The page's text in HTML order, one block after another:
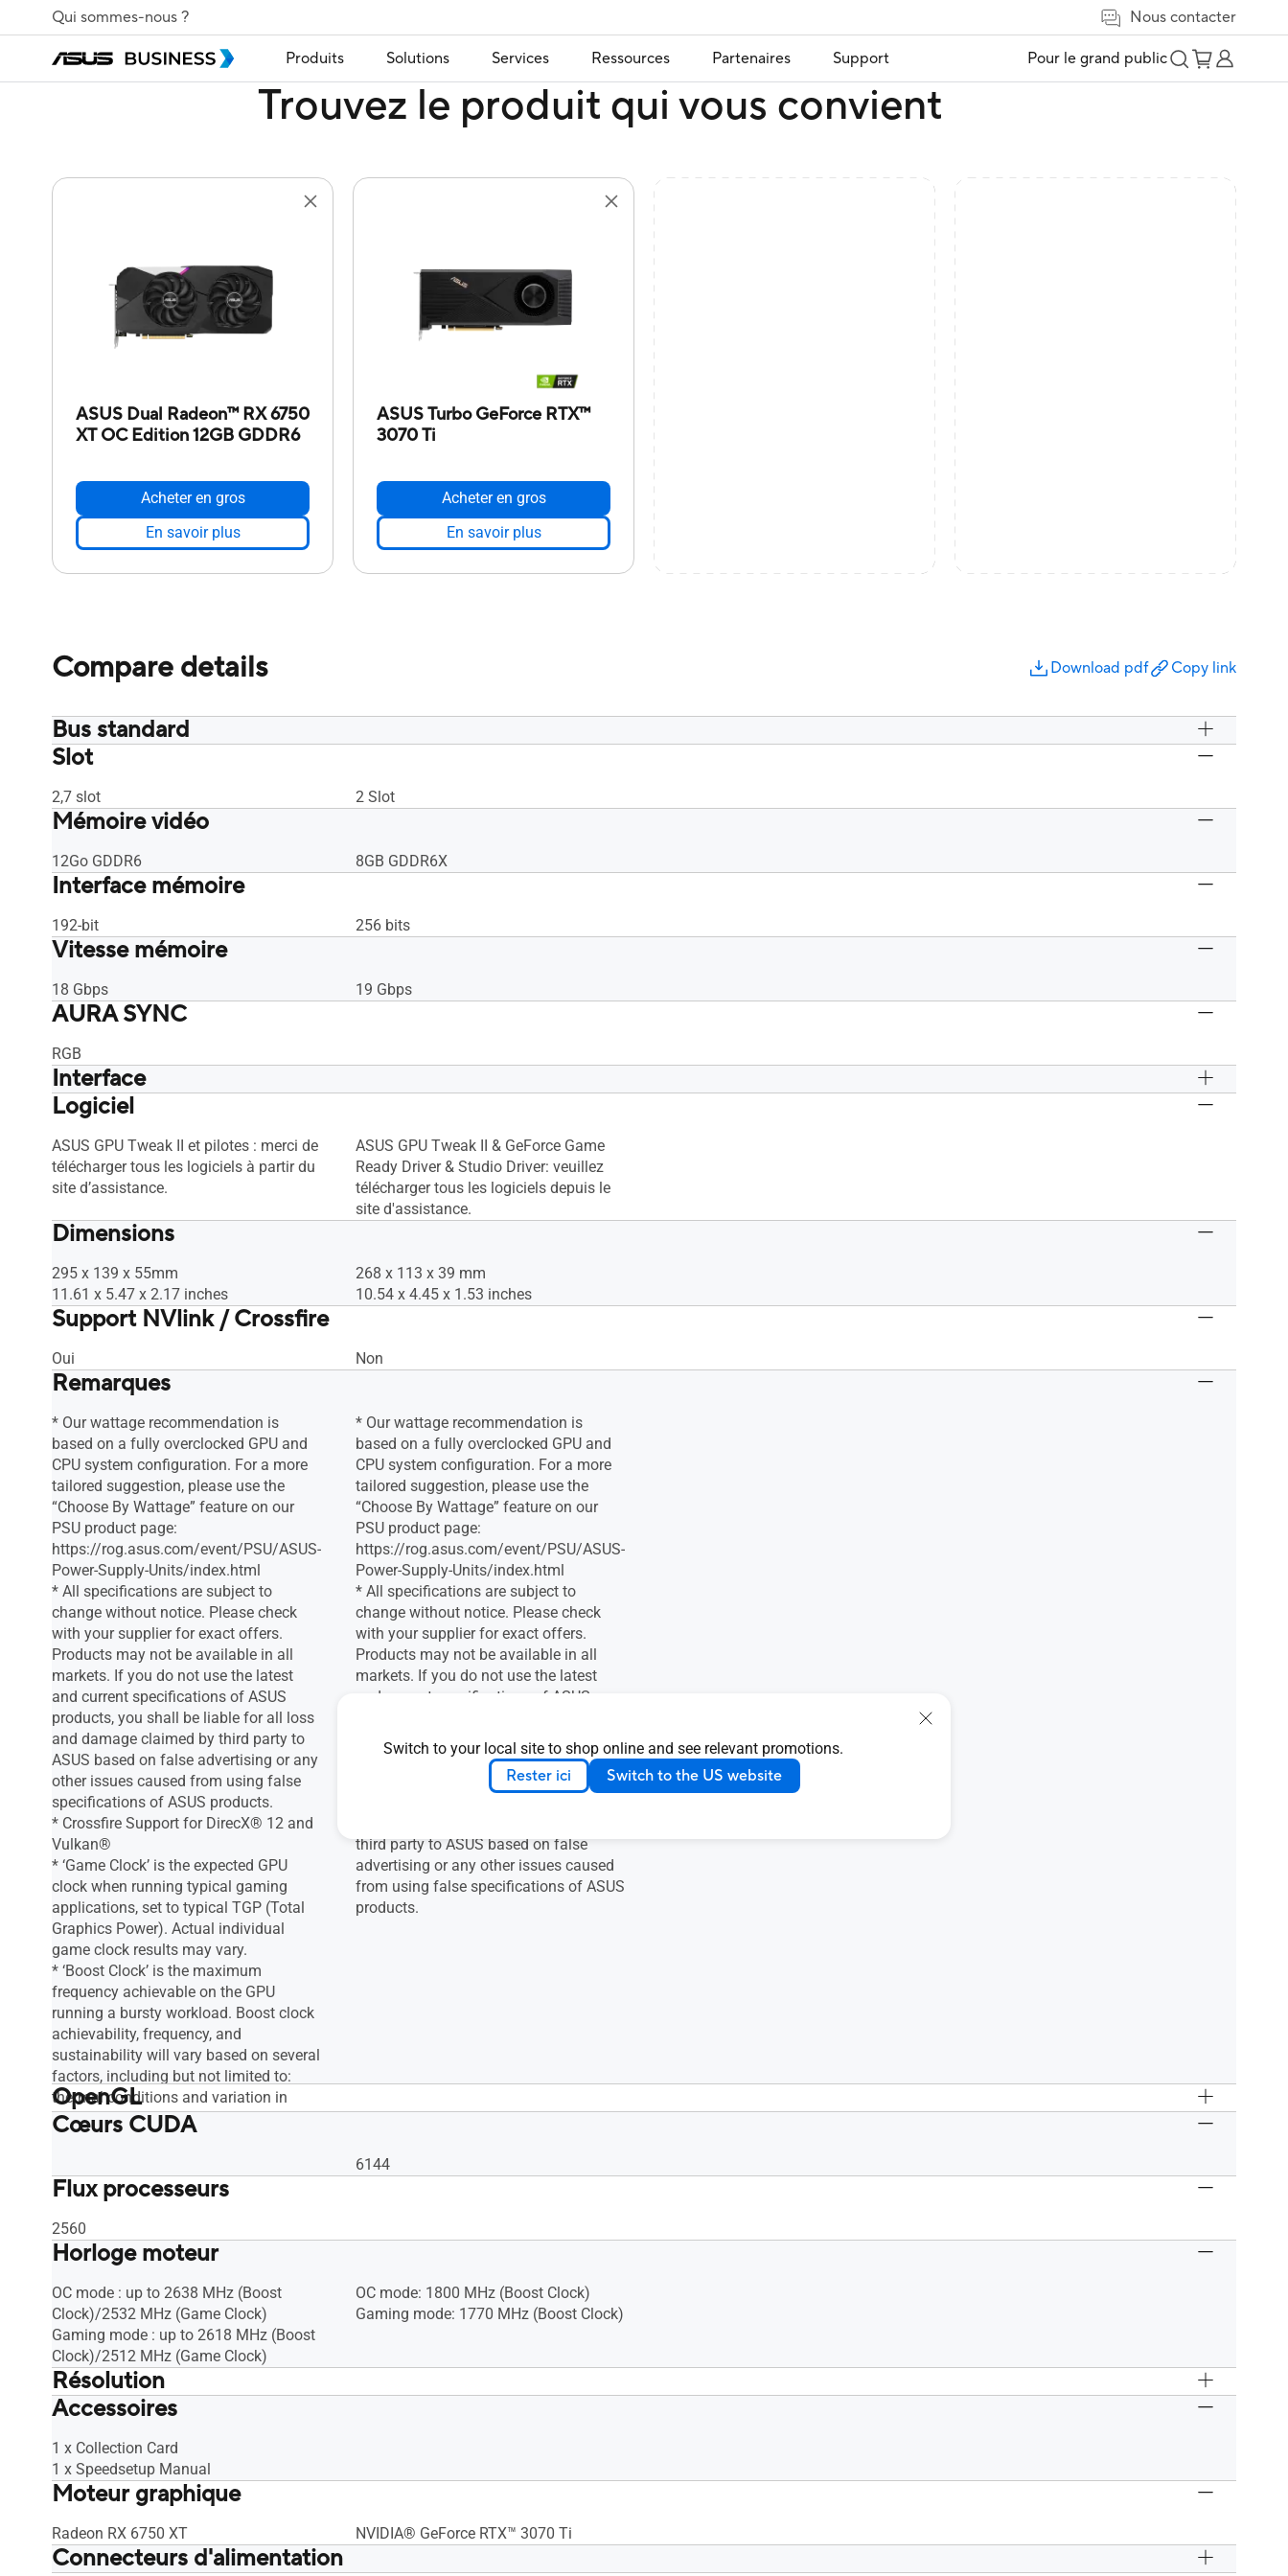
Switch to your local site to shop online and see relevant promotions.
Rester ici Switch to the US website
Qui sommes-nous ? Nous contacter
Produits Solutions Services Ressources Partenaires Support Pour le grand public
Trouvez le produit qui vous convient
ASUS Dual Radeon™ RX 6750
XT OC Edition 12GB GDDR6
Acheter en gros
En savoir plus
ASUS Turbo GeForce RTX™️
3070 Ti
Acheter en gros
En savoir plus
Compare details Download pdf Copy link
Bus standard
PCI Express 4.0
Slot
2,7 slot 2 Slot
Mémoire vidéo
12Go GDDR6 8GB GDDR6X
Interface mémoire
192-bit 256 bits
Vitesse mémoire
18 Gbps 19 Gbps
AURA SYNC
RGB
Interface
Oui x 1 (HDMI 2.1), Oui x 3 (DisplayPort
1.4a), HDCP Support : Oui (2.3)
Logiciel
ASUS GPU Tweak II et pilotes : merci de
télécharger tous les logiciels à partir du
site d’assistance.
ASUS GPU Tweak II & GeForce Game
Ready Driver & Studio Driver: veuillez
télécharger tous les logiciels depuis le
site d'assistance.
Dimensions
295 x 139 x 55mm
11.61 x 5.47 x 2.17 inches
268 x 113 x 39 mm
10.54 x 4.45 x 1.53 inches
Support NVlink / Crossfire
Oui Non
Remarques
* Our wattage recommendation is
based on a fully overclocked GPU and
CPU system configuration. For a more
tailored suggestion, please use the
“Choose By Wattage” feature on our
PSU product page:
https://rog.asus.com/event/PSU/ASUS-
Power-Supply-Units/index.html
* All specifications are subject to
change without notice. Please check
with your supplier for exact offers.
Products may not be available in all
markets. If you do not use the latest
and current specifications of ASUS
products, you shall be liable for all loss
and damage claimed by third party to
ASUS based on false advertising or any
other issues caused from using false
specifications of ASUS products.
* Crossfire Support for DirecX® 12 and
Vulkan®
* ‘Game Clock’ is the expected GPU
clock when running typical gaming
applications, set to typical TGP (Total
Graphics Power). Actual individual
game clock results may vary.
* ‘Boost Clock’ is the maximum
frequency achievable on the GPU
running a bursty workload. Boost clock
achievability, frequency, and
sustainability will vary based on several
factors, including but not limited to:
thermal conditions and variation in
applications and workloads.
* Our wattage recommendation is
based on a fully overclocked GPU and
CPU system configuration. For a more
tailored suggestion, please use the
“Choose By Wattage” feature on our
PSU product page:
https://rog.asus.com/event/PSU/ASUS-
Power-Supply-Units/index.html
* All specifications are subject to
change without notice. Please check
with your supplier for exact offers.
Products may not be available in all
markets. If you do not use the latest
and current specifications of ASUS
and damage claimed by third party to
ASUS based on false advertising or any
other issues caused from using false
third party to ASUS based on false
advertising or any other issues caused
from using false specifications of ASUS
products.
OpenGL
OpenGL®4.6
Cœurs CUDA
6144
Flux processeurs
2560
Horloge moteur
OC mode : up to 2638 MHz (Boost
Clock)/2532 MHz (Game Clock)
Gaming mode : up to 2618 MHz (Boost
Clock)/2512 MHz (Game Clock)
OC mode: 1800 MHz (Boost Clock)
Gaming mode: 1770 MHz (Boost Clock)
Résolution
Digital Max Resolution 7680 x 4320
Accessoires
1 x Collection Card
1 x Speedsetup Manual
Moteur graphique
Radeon RX 6750 XT NVIDIA® GeForce RTX™ 3070 Ti
Connecteurs d'alimentation